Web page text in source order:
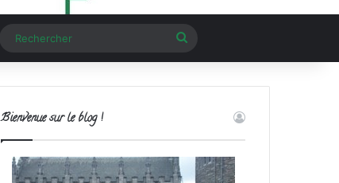
Bienvenue sur le blog !